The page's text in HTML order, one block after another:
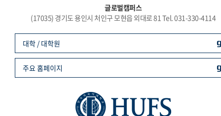
글로벌캠퍼스
(17035) 경기도 용인시 처인구 모현읍 외대로 81 Tel. 031-330-4114
대학 / 대학원
주요 홈페이지